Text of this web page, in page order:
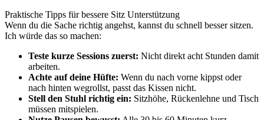
Praktische Tipps für bessere Sitz Unterstützung
Wenn du die Sache richtig angehst, kannst du schnell besser sitzen.
Ich würde das so machen:
Teste kurze Sessions zuerst: Nicht direkt acht Stunden damit
arbeiten.
Achte auf deine Hüfte: Wenn du nach vorne kippst oder
nach hinten wegrollst, passt das Kissen nicht.
Stell den Stuhl richtig ein: Sitzhöhe, Rückenlehne und Tisch
müssen mitspielen.